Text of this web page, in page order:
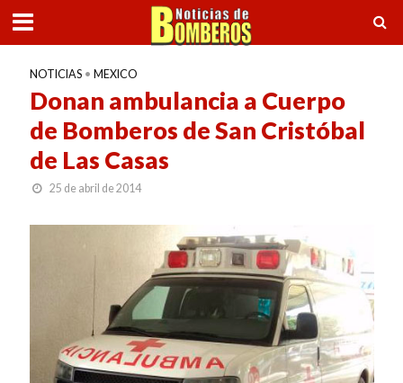
NOTICIAS • MEXICO
Donan ambulancia a Cuerpo
de Bomberos de San Cristóbal
de Las Casas
25 de abril de 2014